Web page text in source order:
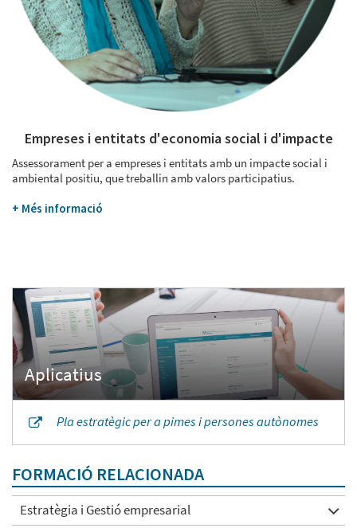
Empreses i entitats d'economia social i d'impacte
Assessorament per a empreses i entitats amb un impacte social i
ambiental positiu, que treballin amb valors participatius.
+ Més informació
Pla estratègic per a pimes i persones autònomes
FORMACIÓ RELACIONADA
Estratègia i Gestió empresarial